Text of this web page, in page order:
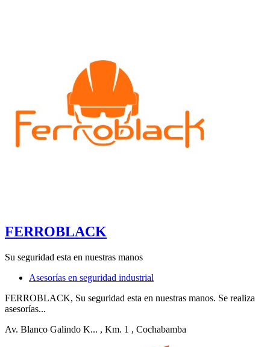
FERROBLACK
Su seguridad esta en nuestras manos
Asesorías en seguridad industrial
FERROBLACK, Su seguridad esta en nuestras manos. Se realiza
asesorías...
Av. Blanco Galindo K... , Km. 1 , Cochabamba